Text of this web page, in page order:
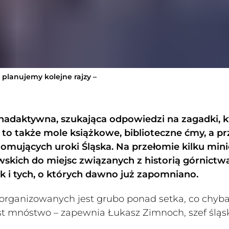
kolejne rajzy –
szukająca odpowiedzi na zagadki,
także mole książkowe, biblioteczne ćmy, a
uroki Śląska. Na przełomie kilku
do miejsc związanych z historią
i tych, o których dawno już zapomniano.
jest grubo ponad setka, co
mnóstwo – zapewnia Łukasz Zimnoch, szef